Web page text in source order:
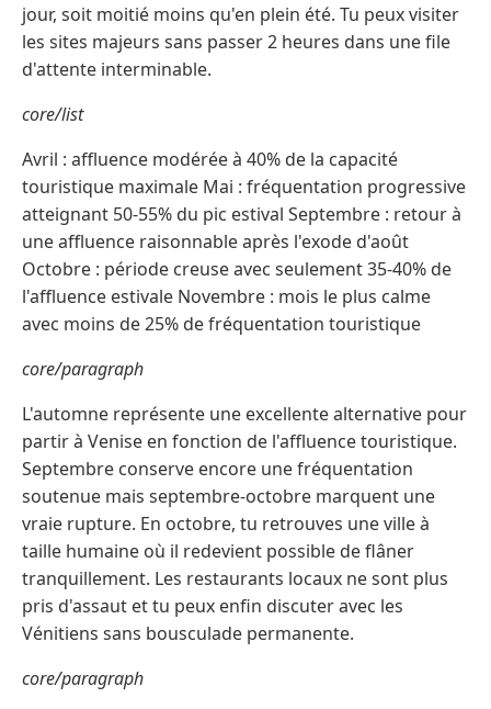
jour, soit moitié moins qu'en plein été. Tu peux visiter
les sites majeurs sans passer 2 heures dans une file
d'attente interminable.
core/list
Avril : affluence modérée à 40% de la capacité
touristique maximale Mai : fréquentation progressive
atteignant 50-55% du pic estival Septembre : retour à
une affluence raisonnable après l'exode d'août
Octobre : période creuse avec seulement 35-40% de
l'affluence estivale Novembre : mois le plus calme
avec moins de 25% de fréquentation touristique
core/paragraph
L'automne représente une excellente alternative pour
partir à Venise en fonction de l'affluence touristique.
Septembre conserve encore une fréquentation
soutenue mais septembre-octobre marquent une
vraie rupture. En octobre, tu retrouves une ville à
taille humaine où il redevient possible de flâner
tranquillement. Les restaurants locaux ne sont plus
pris d'assaut et tu peux enfin discuter avec les
Vénitiens sans bousculade permanente.
core/paragraph